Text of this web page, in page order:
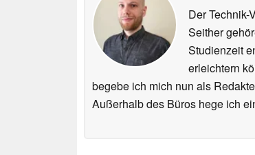
Der
Seither
Studienzeit
erleichtern
begebe ich mich nun als
Außerhalb des Büros hege ich